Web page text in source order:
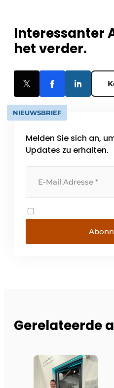
Interessanter
het verder.
NIEUWSBRIEF
Melden Sie sich an,
Updates zu erhalten.
Gerelateerde